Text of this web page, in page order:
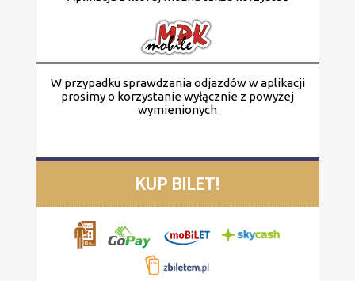
W przypadku sprawdzania odjazdów w aplikacji
prosimy o korzystanie wyłącznie z powyżej
wymienionych
KUP BILET!